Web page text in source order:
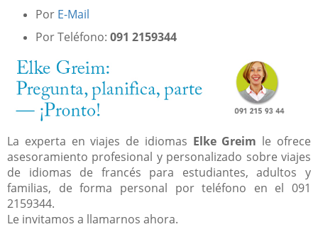
Por E-Mail
Por Teléfono: 091 2159344
La experta en viajes de idiomas Elke Greim le ofrece
asesoramiento profesional y personalizado sobre viajes
de idiomas de francés para estudiantes, adultos y
familias, de forma personal por teléfono en el 091
2159344.
Le invitamos a llamarnos ahora.